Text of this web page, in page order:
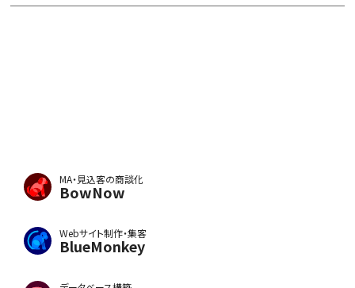
MA・見込客の商談化
BowNow
Webサイト制作・集客
BlueMonkey